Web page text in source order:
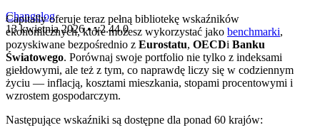
Changelog
13 kwietnia 2026•v2.44.0
Capitally oferuje teraz pełną bibliotekę wskaźników
ekonomicznych, które możesz wykorzystać jako benchmarki,
pozyskiwane bezpośrednio z Eurostatu, OECDi Banku
Światowego. Porównaj swoje portfolio nie tylko z indeksami
giełdowymi, ale też z tym, co naprawdę liczy się w codziennym
życiu — inflacją, kosztami mieszkania, stopami procentowymi i
wzrostem gospodarczym.
Następujące wskaźniki są dostępne dla ponad 60 krajów: